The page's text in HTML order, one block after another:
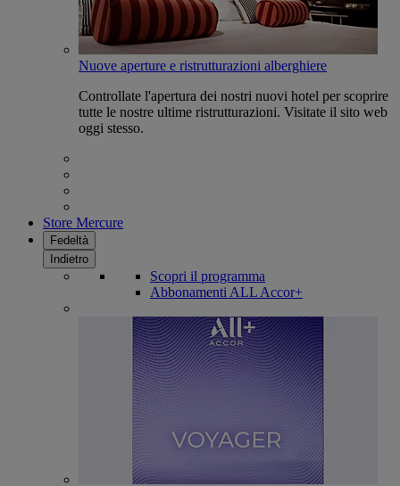
Nuove aperture e ristrutturazioni alberghiere
Controllate l'apertura dei nostri nuovi hotel per scoprire
tutte le nostre ultime ristrutturazioni. Visitate il sito web
oggi stesso.
Store Mercure
Fedeltà
Indietro
Scopri il programma
Abbonamenti ALL Accor+